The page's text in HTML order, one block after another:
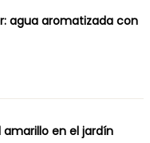
agua aromatizada con
en el jardín